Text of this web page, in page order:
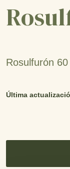
Rosulfurón 60
Última